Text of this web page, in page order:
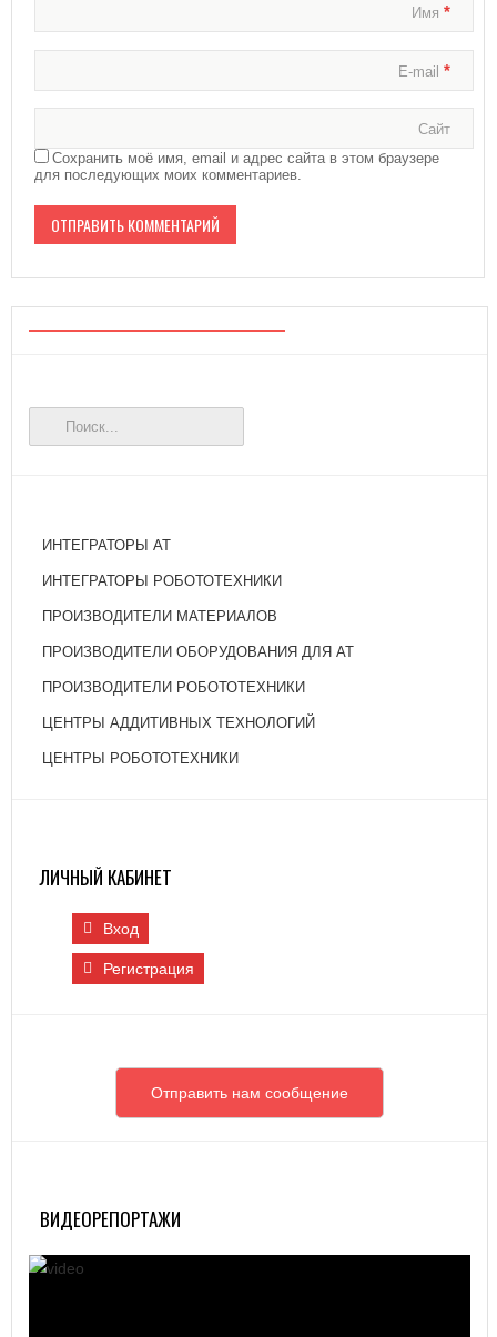
Имя*
E-mail*
Сайт
Сохранить моё имя, email и адрес сайта в этом браузере
для последующих моих комментариев.
ИНТЕГРАТОРЫ АТ
ИНТЕГРАТОРЫ РОБОТОТЕХНИКИ
ПРОИЗВОДИТЕЛИ МАТЕРИАЛОВ
ПРОИЗВОДИТЕЛИ ОБОРУДОВАНИЯ ДЛЯ АТ
ПРОИЗВОДИТЕЛИ РОБОТОТЕХНИКИ
ЦЕНТРЫ АДДИТИВНЫХ ТЕХНОЛОГИЙ
ЦЕНТРЫ РОБОТОТЕХНИКИ
ЛИЧНЫЙ КАБИНЕТ
Вход
Регистрация
Отправить нам сообщение
ВИДЕОРЕПОРТАЖИ